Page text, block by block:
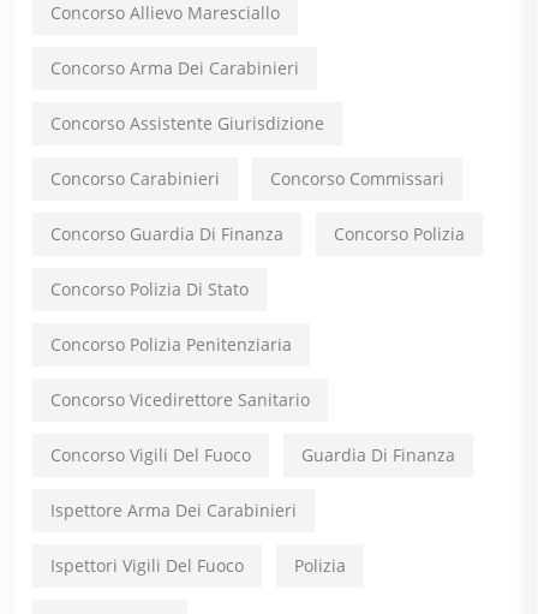
Concorso Allievo Maresciallo
Concorso Arma Dei Carabinieri
Concorso Assistente Giurisdizione
Concorso Carabinieri Concorso Commissari
Concorso Guardia Di Finanza Concorso Polizia
Concorso Polizia Di Stato
Concorso Polizia Penitenziaria
Concorso Vicedirettore Sanitario
Concorso Vigili Del Fuoco Guardia Di Finanza
Ispettore Arma Dei Carabinieri
Ispettori Vigili Del Fuoco Polizia